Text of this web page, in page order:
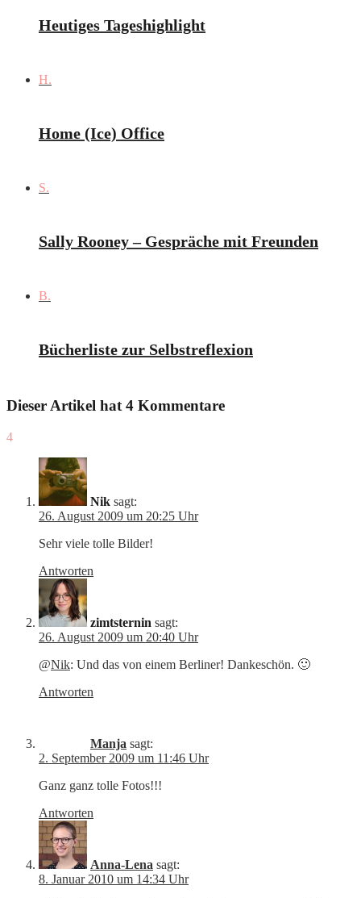
Heutiges Tageshighlight
H.
Home (Ice) Office
S.
Sally Rooney – Gespräche mit Freunden
B.
Bücherliste zur Selbstreflexion
Dieser Artikel hat 4 Kommentare
4
Nik sagt:
26. August 2009 um 20:25 Uhr
Sehr viele tolle Bilder!
Antworten
zimtsternin sagt:
26. August 2009 um 20:40 Uhr
@Nik: Und das von einem Berliner! Dankeschön. 🙂
Antworten
Manja sagt:
2. September 2009 um 11:46 Uhr
Ganz ganz tolle Fotos!!!
Antworten
Anna-Lena sagt:
8. Januar 2010 um 14:34 Uhr